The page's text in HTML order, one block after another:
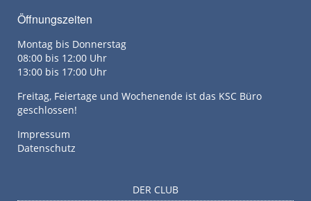
Öffnungszeiten
Montag bis Donnerstag
08:00 bis 12:00 Uhr
13:00 bis 17:00 Uhr
Freitag, Feiertage und Wochenende ist das KSC Büro
geschlossen!
Impressum
Datenschutz
DER CLUB